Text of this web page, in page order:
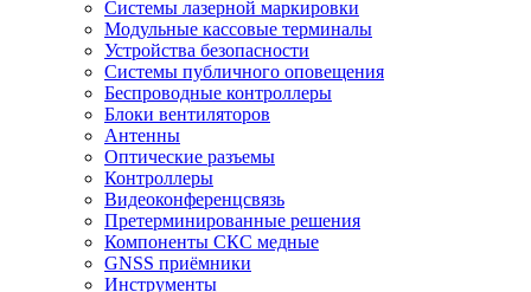
Системы лазерной маркировки
Модульные кассовые терминалы
Устройства безопасности
Системы публичного оповещения
Беспроводные контроллеры
Блоки вентиляторов
Антенны
Оптические разъемы
Контроллеры
Видеоконференцсвязь
Претерминированные решения
Компоненты СКС медные
GNSS приёмники
Инструменты